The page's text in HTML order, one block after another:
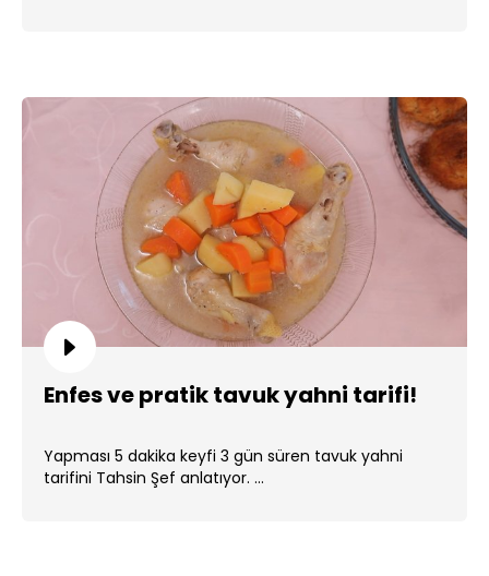
Enfes ve pratik tavuk yahni tarifi!
Yapması 5 dakika keyfi 3 gün süren tavuk yahni
tarifini Tahsin Şef anlatıyor. ...